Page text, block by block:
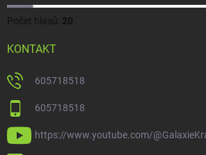
Počet hlasů: 20
KONTAKT
605718518
605718518
https://www.youtube.com/